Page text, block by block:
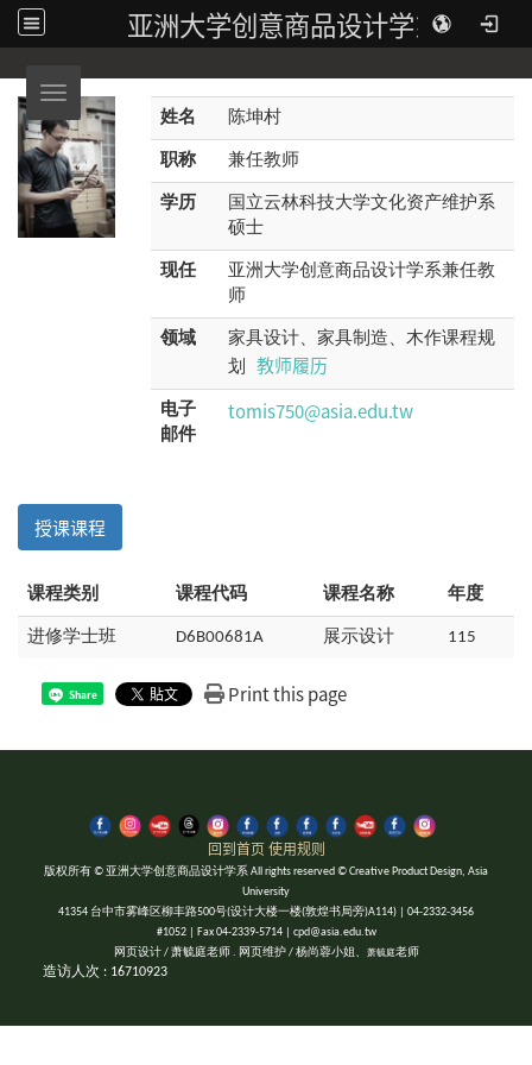
亚洲大学创意商品设计学系
Toggle navigation
姓名 陈坤村
职称 兼任教师
学历
国立云林科技大学文化资产维护系
硕士
现任
亚洲大学创意商品设计学系兼任教
师
领域
家具设计、家具制造、木作课程规
划 教师履历
电子
邮件
tomis750@asia.edu.tw
授课课程
课程类别 课程代码 课程名称 年度
进修学士班 D6B00681A 展示设计 115
Share Print this page
回到首页 使用规则
版权所有 © 亚洲大学创意商品设计学系 All rights reserved © Creative Product Design, Asia
University
41354 台中市雾峰区柳丰路500号(设计大楼一楼(敦煌书局旁)A114) | 04-2332-3456
#1052 | Fax 04-2339-5714 | cpd@asia.edu.tw
网页设计 / 萧毓庭老师 . 网页维护 / 杨尚蓉小姐、
萧毓庭老师
造访人次 : 16710923